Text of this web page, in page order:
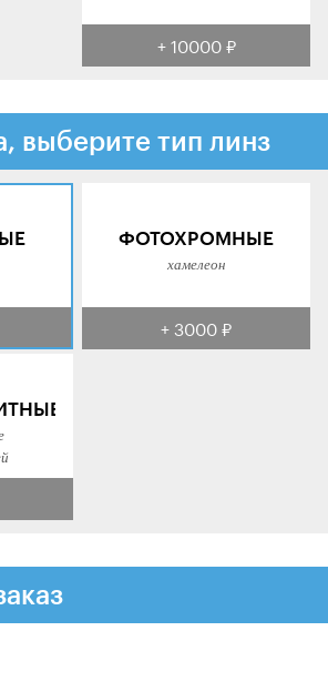
+ 10000 ₽
выберите тип линз
ФОТОХРОМНЫЕ
хамелеон
+ 3000 ₽